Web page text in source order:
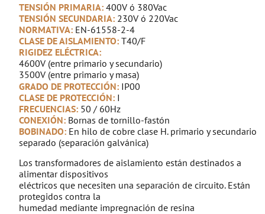
TENSIÓN PRIMARIA:400V ó 380Vac
TENSIÓN SECUNDARIA: 230V ó 220Vac
NORMATIVA: EN-61558-2-4
CLASE DE AISLAMIENTO:T40/F
RIGIDEZ ELÉCTRICA:
4600V (entre primario y secundario)
3500V (entre primario y masa)
GRADO DE PROTECCIÓN: IP00
CLASE DE PROTECCIÓN: I
FRECUENCIAS: 50 / 60Hz
CONEXIÓN: Bornas de tornillo-fastón
BOBINADO: En hilo de cobre clase H. primario y secundario
separado (separación galvánica)
Los transformadores de aislamiento están destinados a
alimentar dispositivos
eléctricos que necesiten una separación de circuito. Están
protegidos contra la
humedad mediante impregnación de resina